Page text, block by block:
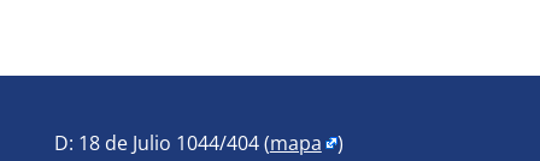
D: 18 de Julio 1044/404 (mapa
)